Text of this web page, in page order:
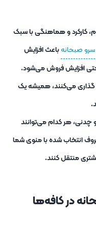
کارکرد و هماهنگی با سبک
صبحانهباعث افزایش
افزایش فروش می‌شود.
گذاری می‌کنند، همیشه یک
چدنی، هر کدام می‌توانند
انتخاب‌ شده با منوی شما
منتقل کنند.
در کافه‌ها